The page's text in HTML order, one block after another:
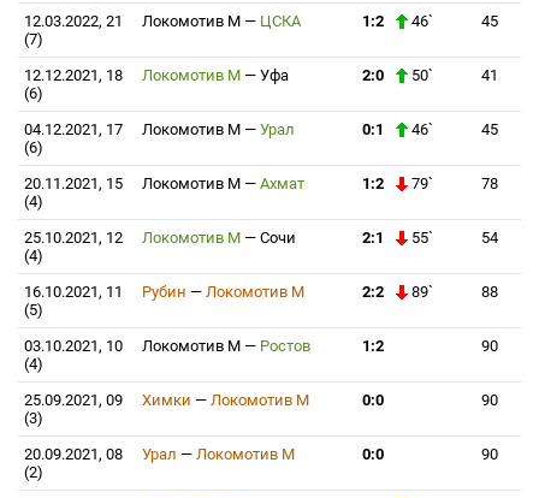
12.03.2022, 21
(7)
Локомотив М — ЦСКА 1:2 46` 45
12.12.2021, 18
(6)
Локомотив М — Уфа 2:0 50` 41
04.12.2021, 17
(6)
Локомотив М — Урал 0:1 46` 45
20.11.2021, 15
(4)
Локомотив М — Ахмат 1:2 79` 78
25.10.2021, 12
(4)
Локомотив М — Сочи 2:1 55` 54
16.10.2021, 11
(5)
Рубин — Локомотив М 2:2 89` 88
03.10.2021, 10
(4)
Локомотив М — Ростов 1:2 90
25.09.2021, 09
(3)
Химки — Локомотив М 0:0 90
20.09.2021, 08
(2)
Урал — Локомотив М 0:0 90